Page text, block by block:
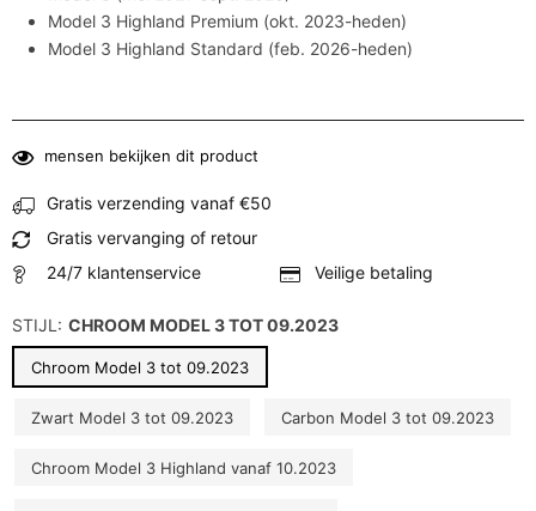
Model 3 Highland Premium (okt. 2023-heden)
Model 3 Highland Standard (feb. 2026-heden)
mensen bekijken dit product
Gratis verzending vanaf €50
Gratis vervanging of retour
24/7 klantenservice
Veilige betaling
STIJL: CHROOM MODEL 3 TOT 09.2023
Chroom Model 3 tot 09.2023
Zwart Model 3 tot 09.2023 Carbon Model 3 tot 09.2023
Chroom Model 3 Highland vanaf 10.2023